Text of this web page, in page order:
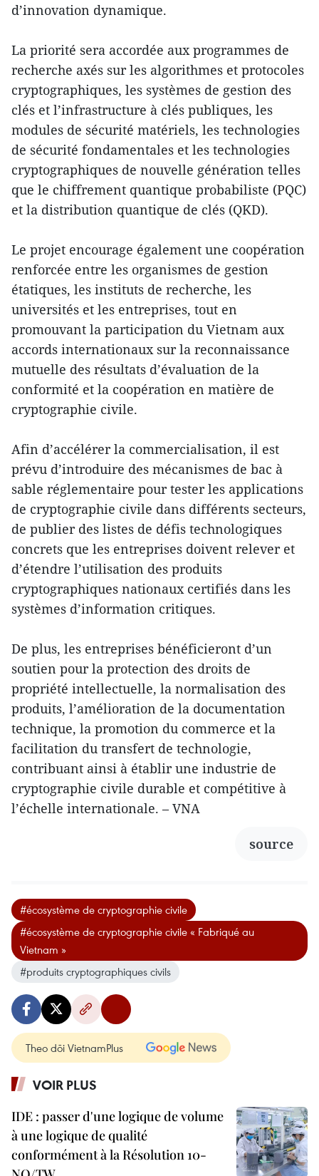
d’innovation dynamique.
La priorité sera accordée aux programmes de
recherche axés sur les algorithmes et protocoles
cryptographiques, les systèmes de gestion des
clés et l’infrastructure à clés publiques, les
modules de sécurité matériels, les technologies
de sécurité fondamentales et les technologies
cryptographiques de nouvelle génération telles
que le chiffrement quantique probabiliste (PQC)
et la distribution quantique de clés (QKD).
Le projet encourage également une coopération
renforcée entre les organismes de gestion
étatiques, les instituts de recherche, les
universités et les entreprises, tout en
promouvant la participation du Vietnam aux
accords internationaux sur la reconnaissance
mutuelle des résultats d’évaluation de la
conformité et la coopération en matière de
cryptographie civile.
Afin d’accélérer la commercialisation, il est
prévu d’introduire des mécanismes de bac à
sable réglementaire pour tester les applications
de cryptographie civile dans différents secteurs,
de publier des listes de défis technologiques
concrets que les entreprises doivent relever et
d’étendre l’utilisation des produits
cryptographiques nationaux certifiés dans les
systèmes d’information critiques.
De plus, les entreprises bénéficieront d’un
soutien pour la protection des droits de
propriété intellectuelle, la normalisation des
produits, l’amélioration de la documentation
technique, la promotion du commerce et la
facilitation du transfert de technologie,
contribuant ainsi à établir une industrie de
cryptographie civile durable et compétitive à
l’échelle internationale. – VNA
source
#écosystème de cryptographie civile
#écosystème de cryptographie civile « Fabriqué au
Vietnam »
#produits cryptographiques civils
Theo dõi VietnamPlus
VOIR PLUS
IDE : passer d'une logique de volume
à une logique de qualité
conformément à la Résolution 10-